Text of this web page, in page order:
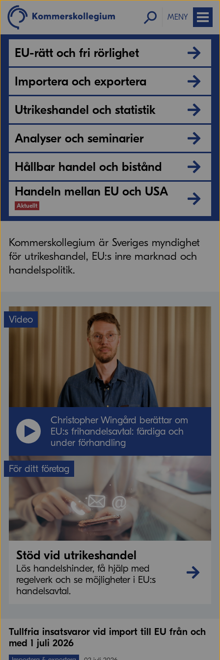
MENY
EU-rätt och fri rörlighet
Importera och exportera
Utrikeshandel och statistik
Analyser och seminarier
Hållbar handel och bistånd
Aktuellt
Handeln mellan EU och USA
Kommerskollegium är Sveriges myndighet
för utrikeshandel, EU:s inre marknad och
handelspolitik.
Video
puff fta-video ettan
Christopher Wingård berättar om
EU:s frihandelsavtal: färdiga och
under förhandling
För ditt företag
Stöd vid utrikeshandel
Stöd vid utrikeshandel
Lös handelshinder, få hjälp med
regelverk och se möjligheter i EU:s
handelsavtal.
Tullfria insatsvaror vid import till EU från och
med 1 juli 2026